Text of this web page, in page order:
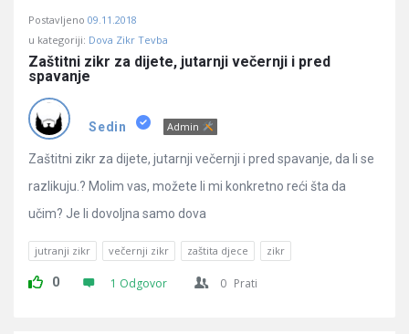
Učene
Latest
Pitanja
Postavljeno 09.11.2018
u kategoriji: Dova Zikr Tevba
Zaštitni zikr za dijete, jutarnji večernji i pred
spavanje
Sedin Admin
Zaštitni zikr za dijete, jutarnji večernji i pred spavanje, da li se
razlikuju.? Molim vas, možete li mi konkretno reći šta da
učim? Je li dovoljna samo dova
jutranji zikr večernji zikr zaštita djece zikr
0 1 Odgovor 0 Prati